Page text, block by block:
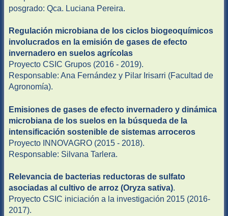
posgrado: Qca. Luciana Pereira.
Regulación microbiana de los ciclos biogeoquímicos
involucrados en la emisión de gases de efecto
invernadero en suelos agrícolas
Proyecto CSIC Grupos (2016 - 2019).
Responsable: Ana Fernández y Pilar Irisarri (Facultad de
Agronomía).
Emisiones de gases de efecto invernadero y dinámica
microbiana de los suelos en la búsqueda de la
intensificación sostenible de sistemas arroceros
Proyecto INNOVAGRO (2015 - 2018).
Responsable: Silvana Tarlera.
Relevancia de bacterias reductoras de sulfato
asociadas al cultivo de arroz (Oryza sativa).
Proyecto CSIC iniciación a la investigación 2015 (2016-
2017).